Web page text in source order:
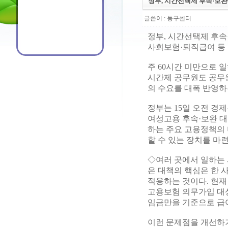
글쓴이 : 동구센터
정부, 시간선택제 후
사회보험·퇴직급여
주 60시간 미만으로
시간제 공무원도 공무
의 수요를 대폭 반영
정부는 15일 오전 경
여성고용 후속·보완
하는 주요 고용정책의
할 수 있는 장치를 마
◇여러 곳에서 일하는
은 대책의 핵심은 한
적용하는 것이다. 현
고용보험 의무가입
임금만을 기준으로
이런 문제점을 개선